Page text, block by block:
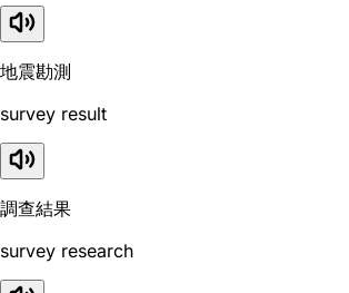
地震勘測
survey result
調查結果
survey research